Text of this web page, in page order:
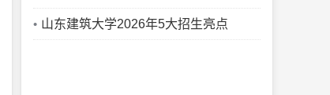
山东建筑大学2026年5大招生亮点